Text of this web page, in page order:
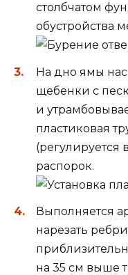
столбчатом
обустройства
На дно ямы
щебенки с
и
пластиковая
распорок.
Выполняется
нарезать
на 35 см выше